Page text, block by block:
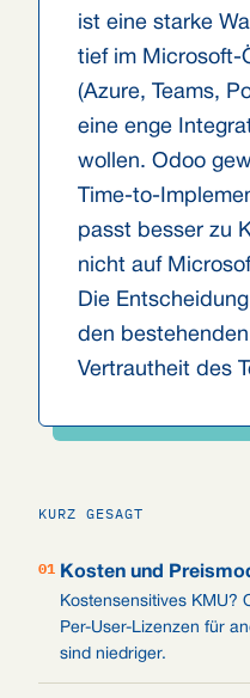
ist eine starke
tief im Microsoft-
(Azure, Teams,
eine enge
wollen. Odoo
Time-to-
passt besser zu
nicht auf
Die
den
Vertrautheit des
KURZ GESAGT
01 Kosten und
Kostensensitives KMU?
Per-User-Lizenzen für
sind niedriger.